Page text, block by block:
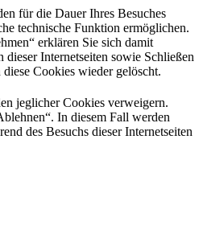
für die Dauer Ihres Besuches
technische Funktion ermöglichen.
erklären Sie sich damit
dieser Internetseiten sowie Schließen
Cookies wieder gelöscht.
jeglicher Cookies verweigern.
In diesem Fall werden
des Besuchs dieser Internetseiten